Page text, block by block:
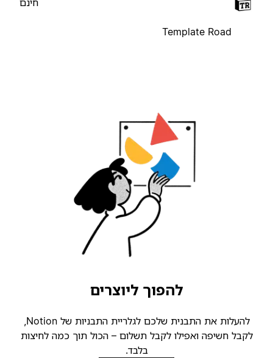
Template Road
להפוך ליוצרים
להעלות את התבנית שלכם לגלריית התבניות של Notion,
לקבל חשיפה ואפילו לקבל תשלום – הכול תוך כמה לחיצות
בלבד.